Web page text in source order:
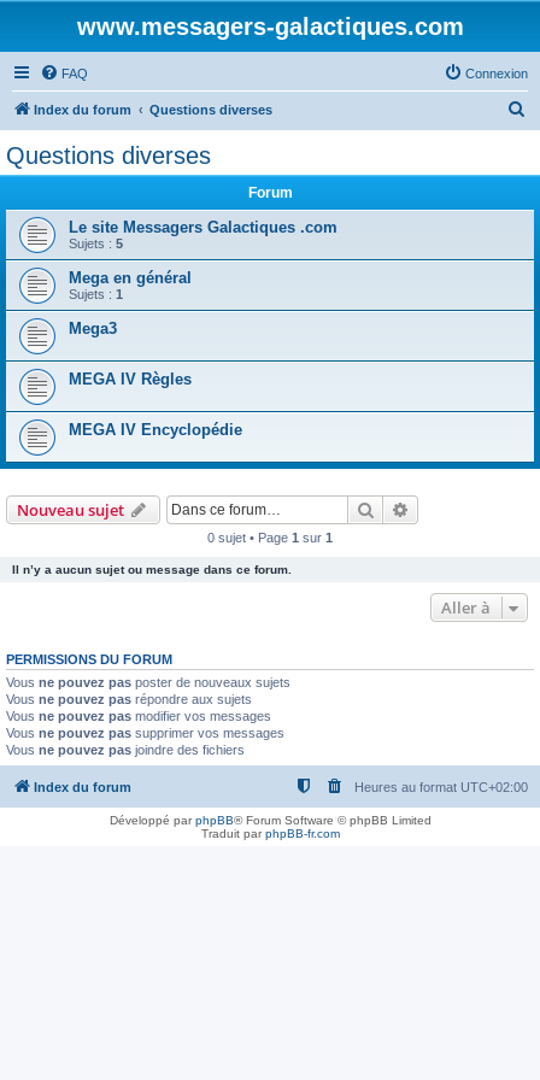
www.messagers-galactiques.com
FAQ Connexion
Index du forum Questions diverses
h
Questions diverses
Forum
Le site Messagers Galactiques .com
Sujets : 5
Mega en général
Sujets : 1
Mega3
MEGA IV Règles
MEGA IV Encyclopédie
Nouveau sujet Rechercher
0 sujet • Page 1 sur 1
Il n’y a aucun sujet ou message dans ce forum.
Aller à
PERMISSIONS DU FORUM
Vous ne pouvez pas poster de nouveaux sujets
Vous ne pouvez pas répondre aux sujets
Vous ne pouvez pas modifier vos messages
Vous ne pouvez pas supprimer vos messages
Vous ne pouvez pas joindre des fichiers
Index du forum Heures au format UTC+02:00
Développé parphpBB® Forum Software © phpBB Limited
Traduit parphpBB-fr.com